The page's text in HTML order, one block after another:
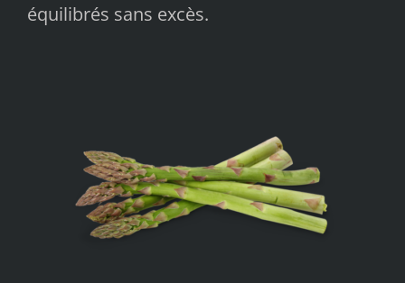
équilibrés sans excès.